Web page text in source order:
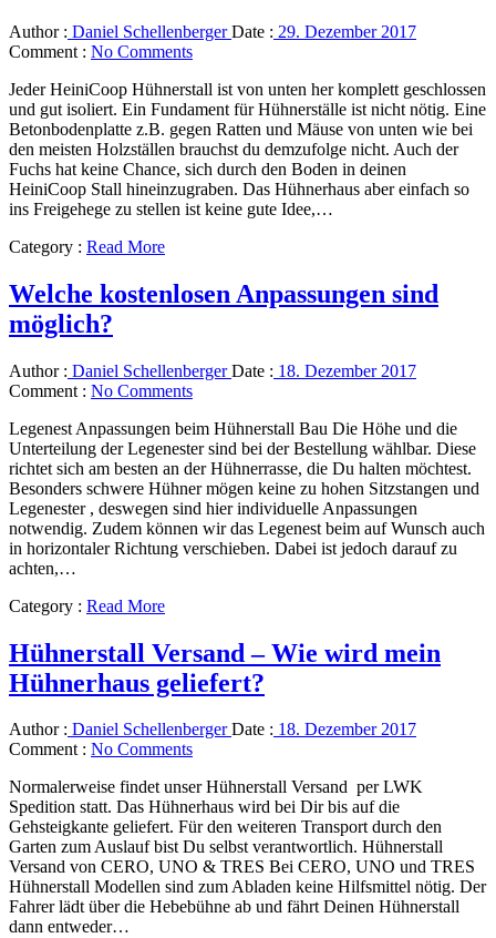
Author : Daniel SchellenbergerDate : 29. Dezember 2017
Comment : No Comments
Jeder HeiniCoop Hühnerstall ist von unten her komplett geschlossen
und gut isoliert. Ein Fundament für Hühnerställe ist nicht nötig. Eine
Betonbodenplatte z.B. gegen Ratten und Mäuse von unten wie bei
den meisten Holzställen brauchst du demzufolge nicht. Auch der
Fuchs hat keine Chance, sich durch den Boden in deinen
HeiniCoop Stall hineinzugraben. Das Hühnerhaus aber einfach so
ins Freigehege zu stellen ist keine gute Idee,…
Category : Read More
Welche kostenlosen Anpassungen sind
möglich?
Author : Daniel SchellenbergerDate : 18. Dezember 2017
Comment : No Comments
Legenest Anpassungen beim Hühnerstall Bau Die Höhe und die
Unterteilung der Legenester sind bei der Bestellung wählbar. Diese
richtet sich am besten an der Hühnerrasse, die Du halten möchtest.
Besonders schwere Hühner mögen keine zu hohen Sitzstangen und
Legenester , deswegen sind hier individuelle Anpassungen
notwendig. Zudem können wir das Legenest beim auf Wunsch auch
in horizontaler Richtung verschieben. Dabei ist jedoch darauf zu
achten,…
Category : Read More
Hühnerstall Versand – Wie wird mein
Hühnerhaus geliefert?
Author : Daniel SchellenbergerDate : 18. Dezember 2017
Comment : No Comments
Normalerweise findet unser Hühnerstall Versand per LWK
Spedition statt. Das Hühnerhaus wird bei Dir bis auf die
Gehsteigkante geliefert. Für den weiteren Transport durch den
Garten zum Auslauf bist Du selbst verantwortlich. Hühnerstall
Versand von CERO, UNO & TRES Bei CERO, UNO und TRES
Hühnerstall Modellen sind zum Abladen keine Hilfsmittel nötig. Der
Fahrer lädt über die Hebebühne ab und fährt Deinen Hühnerstall
dann entweder…